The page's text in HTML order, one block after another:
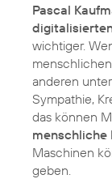
Pascal
wichtiger.
anderen
Sympathie,
das können
menschliche
Maschinen
geben.